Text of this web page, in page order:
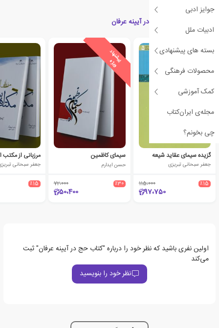
جوایز ادبی
ادبیات ملل
بسته های پیشنهادی
محصولات فرهنگی
کمک آموزشی
مجله‌ی ایران‌کتاب
چی بخونم؟
کتاب های مرتبط با حج در آیینه عرفان
گزیده سیمای عقاید شیعه
جعفر سبحانی تبریزی
٪15 115،000
97،750
پ
ی
ش
ن
ه
ا
د
و
ی
ژ
ه
سیمای کاظمین
حسن ایدارم
٪30 72،000
50،400
جعفر سبحانی
٪15
اولین نفری باشید که نظر خود را درباره "کتاب حج در آیینه عرفان" ثبت
می‌کند
نظر خود را بنویسید